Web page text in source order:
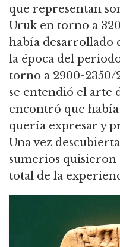
que representan
Uruk en torno a
había desarrollado
la época del
torno a 2900-2350/
se entendió el arte
encontró que
quería expresar y
Una vez
sumerios quisieron
total de la